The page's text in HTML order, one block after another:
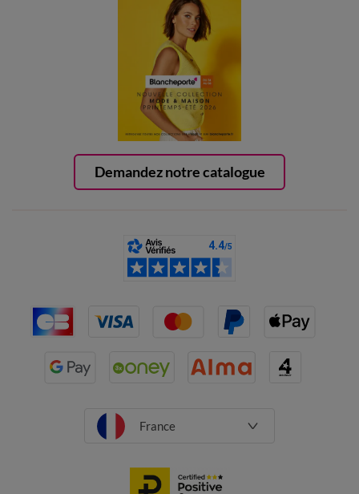
Demandez notre catalogue
France